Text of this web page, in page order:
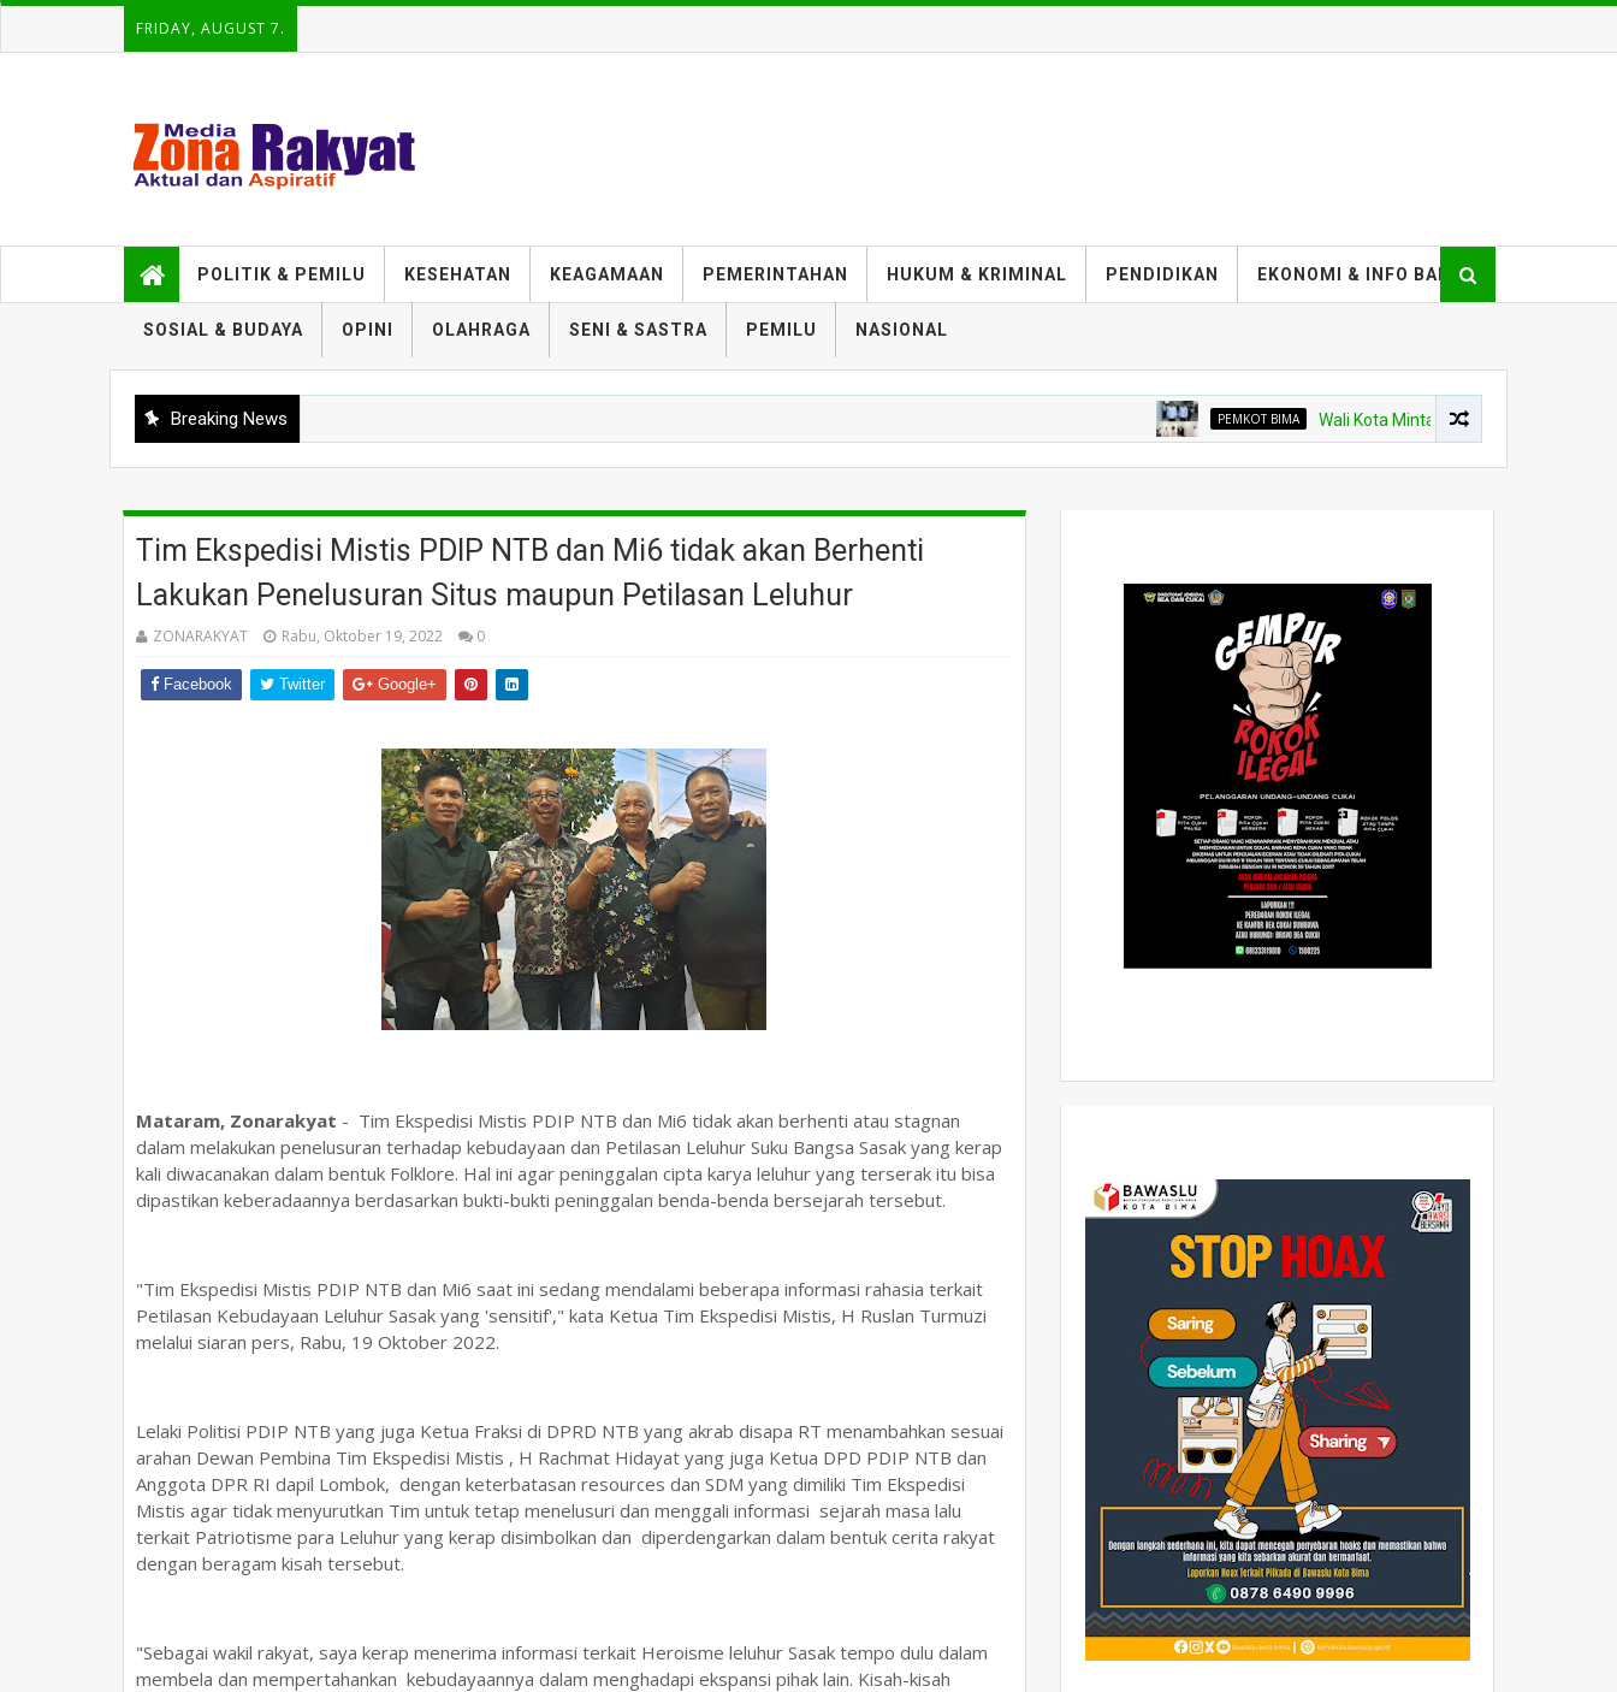
FRIDAY, AUGUST 7.
POLITIK & PEMILU KESEHATAN KEAGAMAAN PEMERINTAHAN HUKUM & KRIMINAL PENDIDIKAN EKONOMI & INFO BANK
SOSIAL & BUDAYA OPINI OLAHRAGA SENI & SASTRA PEMILU NASIONAL
Breaking News PEMKOT BIMA Wali Kota Minta Pembangunan Gedung Rawat
Tim Ekspedisi Mistis PDIP NTB dan Mi6 tidak akan Berhenti
Lakukan Penelusuran Situs maupun Petilasan Leluhur
ZONARAKYAT Rabu, Oktober 19, 2022 0
Facebook Twitter Google+
Mataram, Zonarakyat - Tim Ekspedisi Mistis PDIP NTB dan Mi6 tidak akan berhenti atau stagnan
dalam melakukan penelusuran terhadap kebudayaan dan Petilasan Leluhur Suku Bangsa Sasak yang kerap
kali diwacanakan dalam bentuk Folklore. Hal ini agar peninggalan cipta karya leluhur yang terserak itu bisa
dipastikan keberadaannya berdasarkan bukti-bukti peninggalan benda-benda bersejarah tersebut.
"Tim Ekspedisi Mistis PDIP NTB dan Mi6 saat ini sedang mendalami beberapa informasi rahasia terkait
Petilasan Kebudayaan Leluhur Sasak yang 'sensitif'," kata Ketua Tim Ekspedisi Mistis, H Ruslan Turmuzi
melalui siaran pers, Rabu, 19 Oktober 2022.
Lelaki Politisi PDIP NTB yang juga Ketua Fraksi di DPRD NTB yang akrab disapa RT menambahkan sesuai
arahan Dewan Pembina Tim Ekspedisi Mistis , H Rachmat Hidayat yang juga Ketua DPD PDIP NTB dan
Anggota DPR RI dapil Lombok, dengan keterbatasan resources dan SDM yang dimiliki Tim Ekspedisi
Mistis agar tidak menyurutkan Tim untuk tetap menelusuri dan menggali informasi sejarah masa lalu
terkait Patriotisme para Leluhur yang kerap disimbolkan dan diperdengarkan dalam bentuk cerita rakyat
dengan beragam kisah tersebut.
"Sebagai wakil rakyat, saya kerap menerima informasi terkait Heroisme leluhur Sasak tempo dulu dalam
membela dan mempertahankan kebudayaannya dalam menghadapi ekspansi pihak lain. Kisah-kisah